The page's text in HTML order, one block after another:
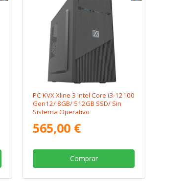
PC KVX Xline 3 Intel Core i3-12100
Gen12/ 8GB/ 512GB SSD/ Sin
Sistema Operativo
565,00 €
Comprar